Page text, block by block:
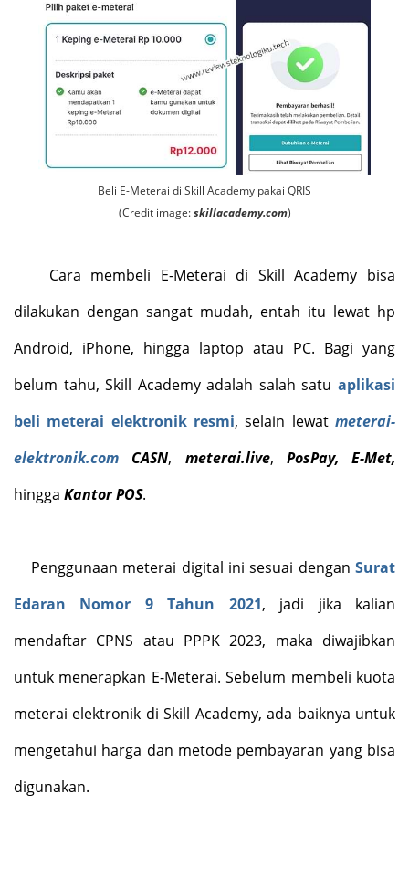
Beli E-Meterai di Skill Academy pakai QRIS
(Credit image:skillacademy.com)
Cara membeli E-Meterai di Skill Academy bisa
dilakukan dengan sangat mudah, entah itu lewat hp
Android, iPhone, hingga laptop atau PC. Bagi yang
belum tahu, Skill Academy adalah salah satu aplikasi
beli meterai elektronik resmi, selain lewat meterai-
elektronik.com CASN, meterai.live, PosPay, E-Met,
hingga Kantor POS.
Penggunaan meterai digital ini sesuai dengan Surat
Edaran Nomor 9 Tahun 2021, jadi jika kalian
mendaftar CPNS atau PPPK 2023, maka diwajibkan
untuk menerapkan E-Meterai. Sebelum membeli kuota
meterai elektronik di Skill Academy, ada baiknya untuk
mengetahui harga dan metode pembayaran yang bisa
digunakan.